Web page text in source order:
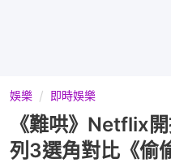
娛樂 即時娛樂
《難哄》Netflix
列3選角對比《偷